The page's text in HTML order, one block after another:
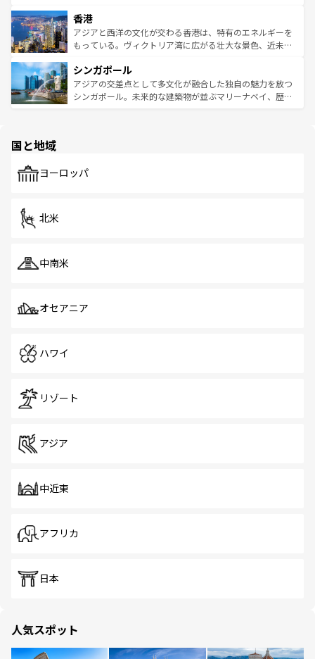
とつ。フォーやバインミー、ベトナムコーヒーなどは、ぜ
ひ現地で味わいたい。どの地域を訪れてもあたたかい人々
が旅行者を迎えてくれるので、きっと忘れられない旅にな
参照してほしい。
の活気が交差している。北部ではチェンマイなどの山岳地
帯で自然と触れ合い、南部ではプーケットやクラビの美し
いビーチでリゾート気分を楽しむことができる。タイ料理
激する。気候は一年中温暖で、どの季節にも異なる楽しみ
が待っている。親しみやすいタイの人々、仏教を中心とし
た文化、そして多様な観光資源が、訪れる旅人を魅了し続
香港
アジアと西洋の文化が交わる香港は、特有のエネルギーを
もっている。ヴィクトリア湾に広がる壮大な景色、近未来
み、どこを訪れても感動するはず。観光スポットが密集し
ており、効率よく見どころを回れるのも魅力。息をのむよ
うな絶景から文化的な体験まで、香港を存分に楽しみ尽く
シンガポール
アジアの交差点として多文化が融合した独自の魅力を放つ
シンガポール。未来的な建築物が並ぶマリーナベイ、歴史
で、ホーカーズは地元の風情を楽しめる外せないスポット
国と地域
ヨーロッパ
北米
中南米
オセアニア
ハワイ
リゾート
アジア
中近東
アフリカ
日本
人気スポット